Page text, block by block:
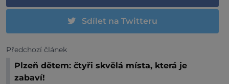
Sdílet na Twitteru
Předchozí článek
Plzeň dětem: čtyři skvělá místa, která je
zabaví!